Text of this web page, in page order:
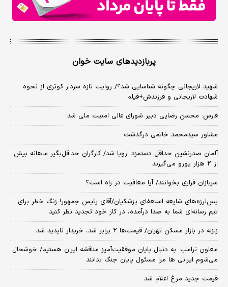
پربازدیدهای سایت خوان
شهید لاریجانی چگونه شناسایی شد؟/ روایت تازه سردار کوثری از نحوه
شهادت لاریجانی و فرزندش+فیلم
فارس: محسن رضایی دبیر شورای عالی امنیت ملی شد
مشاور سیدمحمد خاتمی درگذشت
آلمان صدرنشین حداقل دستمزد اروپا شد/ کارگران حداقل‌بگیر ماهانه بیش
از ۲ هزار یورو می‌گیرند
سربازان فراری بخوانند/ آیا معافیت در راه است؟
پس‌لرزه‌های شایعه استعفای پزشکیان/آقای رئیس جمهور! زنگ خطر برای
تیم رسانه‌ای شما به صدا درآمده، در کار خود تجدید نظر کنید
زلزله در بازار مسکن تهران/ قیمت‌ها ۲ برابر شد، خریدار ناپدید شد
معاون ترامپ: به دنبال پایان موفقیت‌آمیز مناقشه ایران هستیم/ خوشحال
می‌شوم ایرانی ها مرا مسئول پایان جنگ بدانند
قیمت جدید مرغ اعلام شد